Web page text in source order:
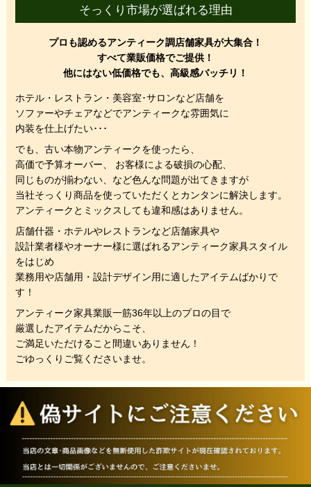
そっくり市場が選ばれる理由
プロも認めるアンティーク調店舗家具が大集合！
すべて業販価格でご提供！
他にはない低価格でも、高級感バッチリ！
ホテル・レストラン・美容室･サロンなど店舗を
ソファーやチェアなどでアンティークな雰囲気に
内装を仕上げたい･･･
でも、 古い本物アンティークを使ったら、
高価で予算オーバー、 お客様による破損の心配、
同じものが揃わない、 など色んな問題が出てきますが
当社そっくり商品を使っていただくと カンタンに解決します。
アンティークとミックスしても違和感はありません。
店舗什器・ホテルやレストランなど店舗家具や
設計業者様やオーナー様に選ばれるアンティーク家具スタイル
をはじめ
業務用や店舗用・設計デザイン用に適したアイテムばかりで
す！
アンティーク家具業販一筋36年以上のプロの目で
厳選したアイテムだからこそ、
ご満足いただけること間違いありません！
ごゆっくりご覧くださいませ。